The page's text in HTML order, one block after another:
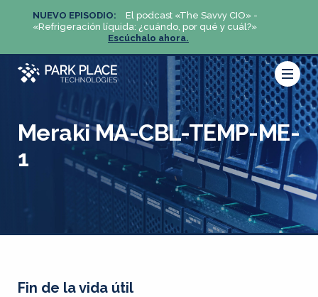
NUEVO EPISODIO:
El podcast «The Savvy CIO» -
«Refrigeración líquida: ¿cuándo, por qué y cuál?»
Escúchalo ahora.
Meraki MA-CBL-TEMP-ME-
1
Fin de la vida útil